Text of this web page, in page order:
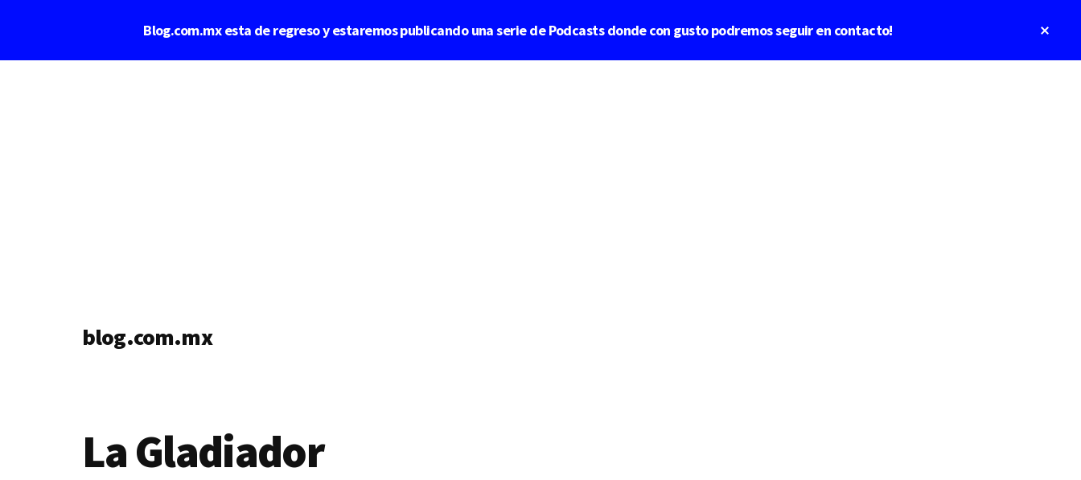
Blog.com.mx esta de regreso y estaremos publicando una serie de Podcasts donde con gusto podremos seguir en contacto!
blog.com.mx
La Gladiador